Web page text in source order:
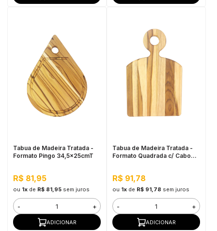
Tabua de Madeira Tratada -
Formato Pingo 34,5x25cmT
R$ 81,95
ou 1xde R$ 81,95 sem juros
- +
ADICIONAR
Tabua de Madeira Tratada -
Formato Quadrada c/ Cabo
R$ 91,78
ou 1xde R$ 91,78 sem juros
- +
ADICIONAR